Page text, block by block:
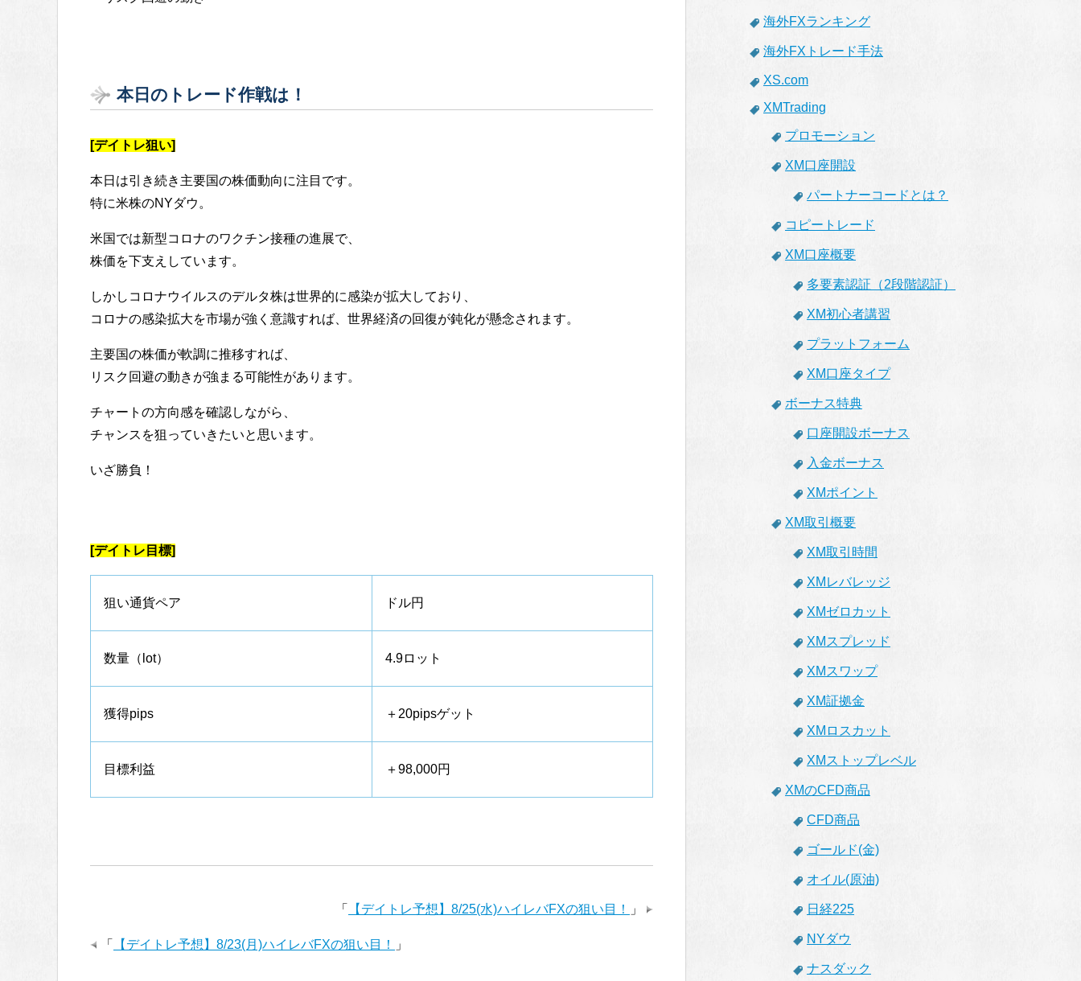
本日のトレード作戦は！
[デイトレ狙い]
本日は引き続き主要国の株価動向に注目です。
特に米株のNYダウ。
米国では新型コロナのワクチン接種の進展で、
株価を下支えしています。
しかしコロナウイルスのデルタ株は世界的に感染が拡大しており、
コロナの感染拡大を市場が強く意識すれば、世界経済の回復が鈍化が懸念されます。
主要国の株価が軟調に推移すれば、
リスク回避の動きが強まる可能性があります。
チャートの方向感を確認しながら、
チャンスを狙っていきたいと思います。
いざ勝負！
[デイトレ目標]
狙い通貨ペア ドル円
数量（lot） 4.9ロット
獲得pips ＋20pipsゲット
目標利益 ＋98,000円
「 【デイトレ予想】8/25(水)ハイレバFXの狙い目！ 」
「 【デイトレ予想】8/23(月)ハイレバFXの狙い目！ 」
海外FXランキング
海外FXトレード手法
XS.com
XMTrading
プロモーション
XM口座開設
パートナーコードとは？
コピートレード
XM口座概要
多要素認証（2段階認証）
XM初心者講習
プラットフォーム
XM口座タイプ
ボーナス特典
口座開設ボーナス
入金ボーナス
XMポイント
XM取引概要
XM取引時間
XMレバレッジ
XMゼロカット
XMスプレッド
XMスワップ
XM証拠金
XMロスカット
XMストップレベル
XMのCFD商品
CFD商品
ゴールド(金)
オイル(原油)
日経225
NYダウ
ナスダック